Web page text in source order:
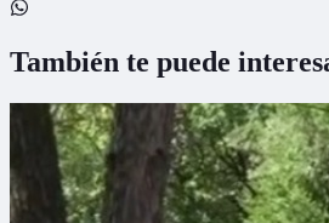
También te puede